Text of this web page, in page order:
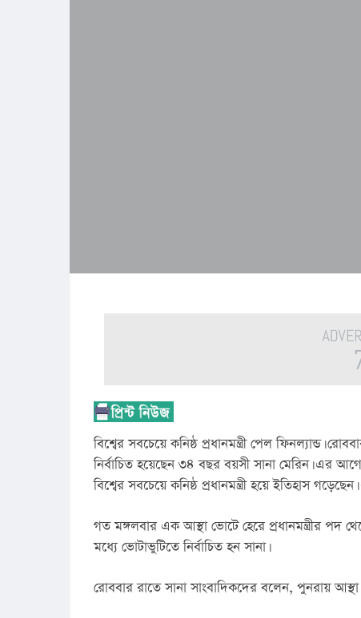
বিশ্বের সবচেয়ে কনিষ্ঠ প্রধানমন্ত্রী পেল ফিনল্যান্ড।
নির্বাচিত হয়েছেন ৩৪ বছর বয়সী সানা মেরিন। এর
বিশ্বের সবচেয়ে কনিষ্ঠ প্রধানমন্ত্রী হয়ে ইতিহাস
গত মঙ্গলবার এক আস্থা ভোটে হেরে প্রধানমন্ত্রীর পদ
মধ্যে ভোটাভুটিতে নির্বাচিত হন সানা।
রোববার রাতে সানা সাংবাদিকদের বলেন, পুনরায়